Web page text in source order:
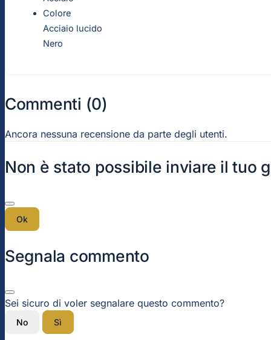
Colore
Acciaio lucido
Nero
Commenti (0)
Ancora nessuna recensione da parte degli utenti.
Non è stato possibile inviare il tuo
Ok
Segnala commento
Sei sicuro di voler segnalare questo commento?
No Sì